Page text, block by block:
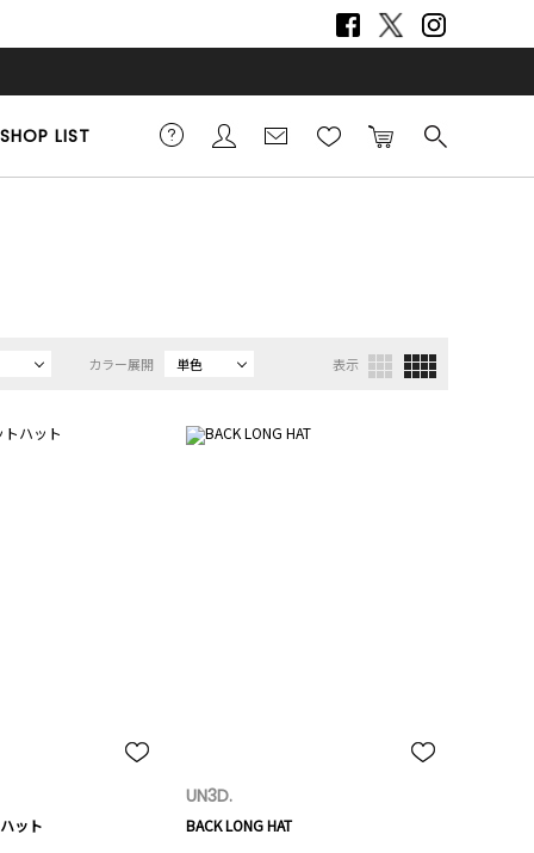
SHOP LIST
カラー展開 単色 表示
ット
UN3D.
BACK LONG HAT